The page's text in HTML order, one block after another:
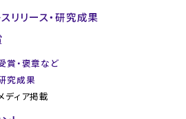
リリース・研究成果
賞・褒章など
究成果
ディア掲載